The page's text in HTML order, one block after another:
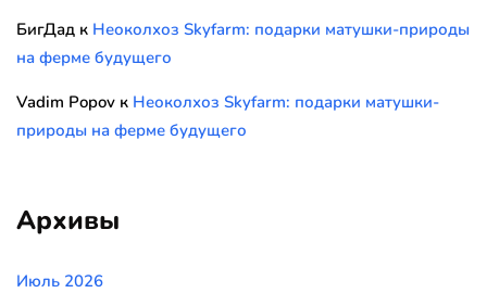
БигДад к Неоколхоз Skyfarm: подарки матушки-природы
на ферме будущего
Vadim Popov к Неоколхоз Skyfarm: подарки матушки-
природы на ферме будущего
Архивы
Июль 2026